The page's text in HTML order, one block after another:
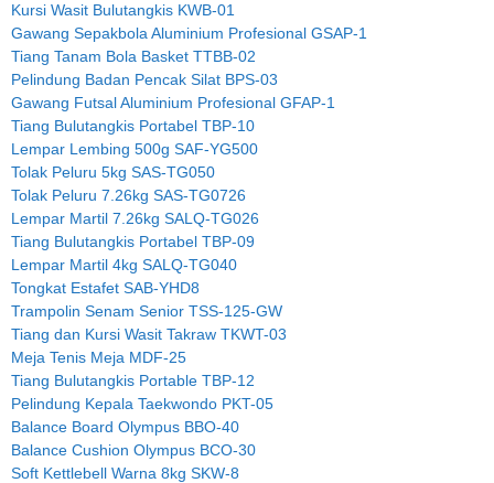
Kursi Wasit Bulutangkis KWB-01
Gawang Sepakbola Aluminium Profesional GSAP-1
Tiang Tanam Bola Basket TTBB-02
Pelindung Badan Pencak Silat BPS-03
Gawang Futsal Aluminium Profesional GFAP-1
Tiang Bulutangkis Portabel TBP-10
Lempar Lembing 500g SAF-YG500
Tolak Peluru 5kg SAS-TG050
Tolak Peluru 7.26kg SAS-TG0726
Lempar Martil 7.26kg SALQ-TG026
Tiang Bulutangkis Portabel TBP-09
Lempar Martil 4kg SALQ-TG040
Tongkat Estafet SAB-YHD8
Trampolin Senam Senior TSS-125-GW
Tiang dan Kursi Wasit Takraw TKWT-03
Meja Tenis Meja MDF-25
Tiang Bulutangkis Portable TBP-12
Pelindung Kepala Taekwondo PKT-05
Balance Board Olympus BBO-40
Balance Cushion Olympus BCO-30
Soft Kettlebell Warna 8kg SKW-8